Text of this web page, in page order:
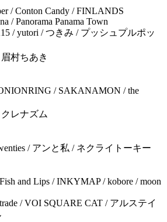
/ Conton Candy / FINLANDS
/ Panorama Panama Town
/ yutori / つきみ / プッシュプルポッ
村ちあき
/ SAKANAMON / the
レナズム
/ アンと私 / ネクライトーキー
and Lips / INKYMAP / kobore / moon
/ VOI SQUARE CAT / アルステイ